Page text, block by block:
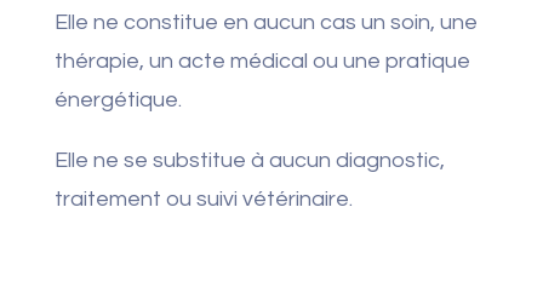
Elle ne constitue en aucun cas un soin, une
thérapie, un acte médical ou une pratique
énergétique.
Elle ne se substitue à aucun diagnostic,
traitement ou suivi vétérinaire.